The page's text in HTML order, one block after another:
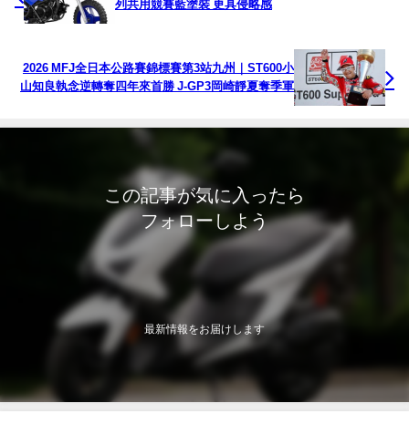
列共用競賽藍塗裝 更具侵略感
2026 MFJ全日本公路賽錦標賽第3站九州｜ST600小
山知良執念逆轉奪四年來首勝 J-GP3岡崎靜夏奪季軍
この記事が気に入ったら
フォローしよう
最新情報をお届けします